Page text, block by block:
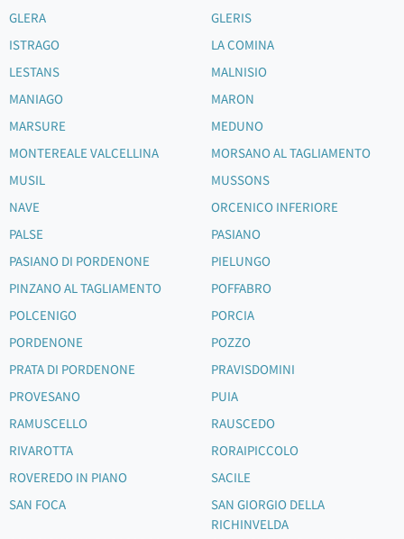
GLERA
GLERIS
ISTRAGO
LA COMINA
LESTANS
MALNISIO
MANIAGO
MARON
MARSURE
MEDUNO
MONTEREALE VALCELLINA
MORSANO AL TAGLIAMENTO
MUSIL
MUSSONS
NAVE
ORCENICO INFERIORE
PALSE
PASIANO
PASIANO DI PORDENONE
PIELUNGO
PINZANO AL TAGLIAMENTO
POFFABRO
POLCENIGO
PORCIA
PORDENONE
POZZO
PRATA DI PORDENONE
PRAVISDOMINI
PROVESANO
PUIA
RAMUSCELLO
RAUSCEDO
RIVAROTTA
RORAIPICCOLO
ROVEREDO IN PIANO
SACILE
SAN FOCA
SAN GIORGIO DELLA
RICHINVELDA